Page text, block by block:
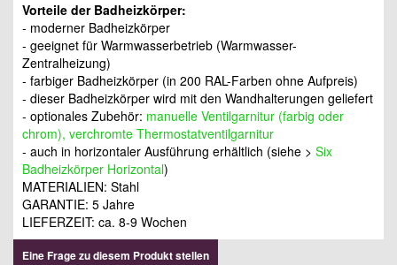
Vorteile der Badheizkörper:
- moderner Badheizkörper
- geeignet für Warmwasserbetrieb (Warmwasser-
Zentralheizung)
- farbiger Badheizkörper (in 200 RAL-Farben ohne Aufpreis)
- dieser Badheizkörper wird mit den Wandhalterungen geliefert
- optionales Zubehör: manuelle Ventilgarnitur (farbig oder
chrom), verchromte Thermostatventilgarnitur
- auch in horizontaler Ausführung erhältlich (siehe > Six
Badheizkörper Horizontal)
MATERIALIEN: Stahl
GARANTIE: 5 Jahre
LIEFERZEIT: ca. 8-9 Wochen
Eine Frage zu diesem Produkt stellen